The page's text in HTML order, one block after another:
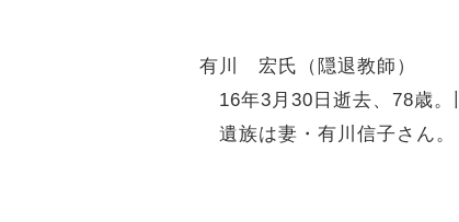
有川 宏氏（隠退教師）
16年3月30日逝去、78歳。
遺族は妻・有川信子さん。